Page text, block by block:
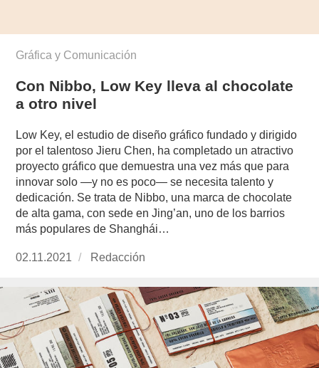
Gráfica y Comunicación
Con Nibbo, Low Key lleva al chocolate
a otro nivel
Low Key, el estudio de diseño gráfico fundado y dirigido
por el talentoso Jieru Chen, ha completado un atractivo
proyecto gráfico que demuestra una vez más que para
innovar solo —y no es poco— se necesita talento y
dedicación. Se trata de Nibbo, una marca de chocolate
de alta gama, con sede en Jing’an, uno de los barrios
más populares de Shanghái…
Publicado
02.11.2021 https://www.experimenta.es/author/redaccion/
Redacción